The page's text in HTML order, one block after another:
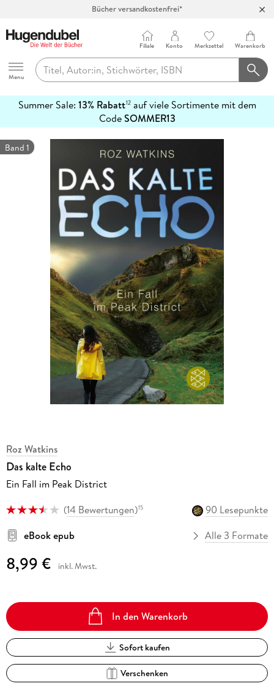
Bücher versandkostenfrei*
Abholung in über 100 Filialen
Hugendubel
Menu
Filiale Konto Merkzettel Warenkorb
Summer Sale: 13% Rabatt12auf viele Sortimente mit dem
CodeSOMMER13
erfahren
Band 1
Roz Watkins
Das kalte Echo
Ein Fall im Peak District
(14 Bewertungen)15
90 Lesepunkte
eBook epub
Alle 3 Formate
8,99 € inkl. Mwst.
In den Warenkorb
Sofort kaufen
Verschenken